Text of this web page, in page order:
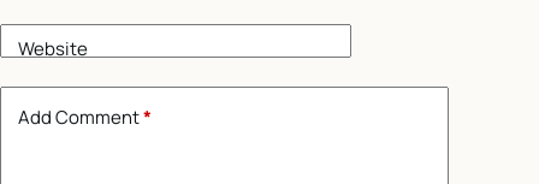
Website
Add Comment*